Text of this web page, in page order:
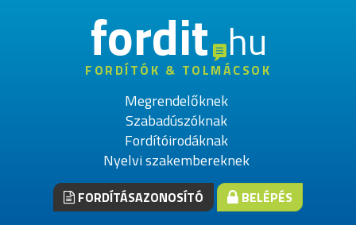
fordithu
FORDÍTÓK & TOLMÁCSOK
Megrendelőknek
Szabadúszóknak
Fordítóirodáknak
Nyelvi szakembereknek
FORDÍTÁSAZONOSÍTÓ BELÉPÉS